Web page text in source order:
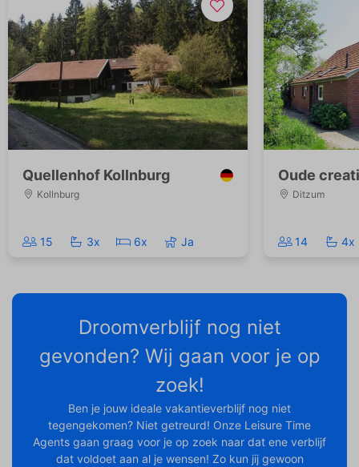
Quellenhof Kollnburg
Kollnburg
15 3x 6x Ja
Oude
Ditzum
14 4x
Droomverblijf nog niet
gevonden? Wij gaan voor je op
zoek!
Ben je jouw ideale vakantieverblijf nog niet
tegengekomen? Niet getreurd! Onze Leisure Time
Agents gaan graag voor je op zoek naar dat ene verblijf
dat voldoet aan al je wensen! Zo kun jij gewoon